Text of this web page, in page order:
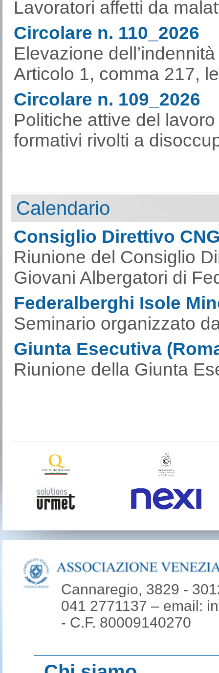
Lavoratori affetti da
Circolare n. 110_2026
Elevazione
Articolo 1, comma 217,
Circolare n. 109_2026
Politiche attive del
formativi rivolti a
Calendario
Consiglio Direttivo
Riunione del Consiglio
Giovani Albergatori di
Federalberghi Isole
Seminario organizzato
Giunta Esecutiva
Riunione della Giunta
Cannaregio, 3829 -
041 2771137 – email:
- C.F. 80009140270